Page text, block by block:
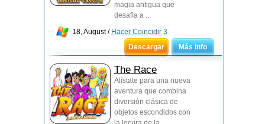
magia antigua que
desafía a ...
18, August / Hacer Coincidir 3
Descargar
Más info
The Race
Alístate para una nueva
aventura que combina
diversión clásica de
objetos escondidos con